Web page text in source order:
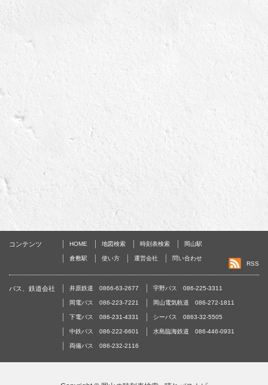
コンテンツ HOME 地図検索 時刻表検索 岡山駅
倉敷駅 使い方 運営会社
問い合わせ
RSS
バス、鉄道会社 井原鉄道 0866-63-2677 宇野バス 086-225-3311
岡電バス 086-223-7221 岡山電気軌道 086-272-1811
下電バス 086-231-4331 シーバス 0863-32-5505
中鉄バス 086-222-6601 水島臨海鉄道 086-446-0931
両備バス 086-232-2116